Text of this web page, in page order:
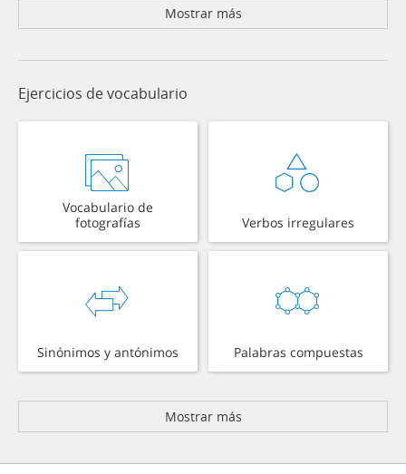
Mostrar más
Ejercicios de vocabulario
Vocabulario de
fotografías
Verbos irregulares
Sinónimos y antónimos Palabras compuestas
Mostrar más